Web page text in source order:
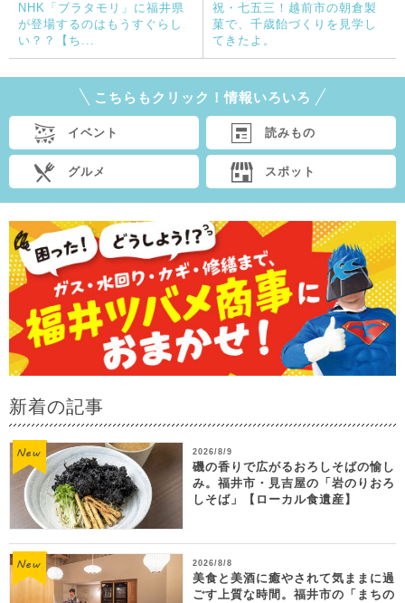
NHK「ブラタモリ」に福井県
が登場するのはもうすぐらし
い？？【ち...
祝・七五三！越前市の朝倉製
菓で、千歳飴づくりを見学し
てきたよ。
こちらもクリック！情報いろいろ
イベント 読みもの
グルメ スポット
新着の記事
2026/8/9
磯の香りで広がるおろしそばの愉し
み。福井市・見吉屋の「岩のりおろ
しそば」【ローカル食遺産】
2026/8/8
美食と美酒に癒やされて気ままに過
ごす上質な時間。福井市の「まちの